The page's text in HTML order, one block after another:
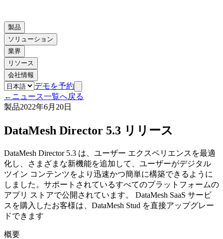
製品
ソリューション
業界
リソース
会社情報
デモを予約
← ニュース一覧へ戻る
製品2022年6月20日
DataMesh Director 5.3 リリース
DataMesh Director 5.3 は、ユーザー エクスペリエンスを最適
化し、さまざまな新機能を追加して、ユーザーがデジタル
ツイン コンテンツをより迅速かつ簡単に構築できるように
しました。サポートされているすべてのプラットフォームの
アプリ ストアで公開されています。 DataMesh SaaS サービ
スを購入したお客様は、DataMesh Stud を直接アップグレー
ドできます
概要